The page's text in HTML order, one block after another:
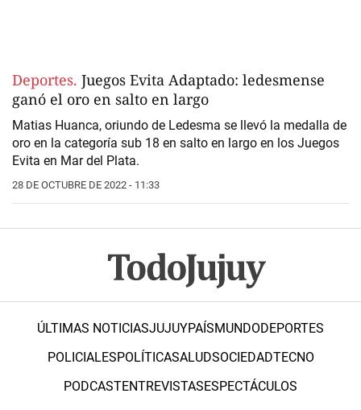
Deportes. Juegos Evita Adaptado: ledesmense
ganó el oro en salto en largo
Matias Huanca, oriundo de Ledesma se llevó la medalla de
oro en la categoría sub 18 en salto en largo en los Juegos
Evita en Mar del Plata.
28 DE OCTUBRE DE 2022 - 11:33
ÚLTIMAS NOTICIASJUJUYPAÍSMUNDODEPORTES
POLICIALESPOLÍTICASALUDSOCIEDADTECNO
PODCASTENTREVISTASESPECTÁCULOS